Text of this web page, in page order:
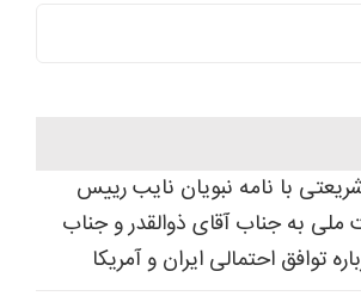
با نامه نبویان نایب رییس
ملی به جناب آقای ذوالقدر و جناب
توافق احتمالی ایران و آمریکا